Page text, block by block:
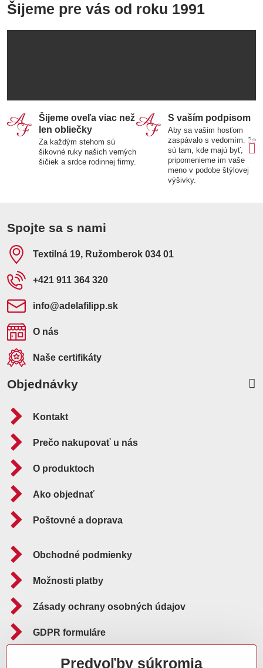
Šijeme pre vás od roku 1991
Šijeme oveľa viac než
len obliečky
Za každým stehom sú
šikovné ruky našich verných
šičiek a srdce rodinnej firmy.
S vaším podpisom
Aby sa vašim hosťom
zaspávalo s vedomím, že
sú tam, kde majú byť,
pripomenieme im vaše
meno v podobe štýlovej
výšivky.
Spojte sa s nami
Textilná 19, Ružomberok 034 01
+421 911 364 320
info​@adelafilipp​.sk
O nás
Naše certifikáty
Objednávky
Kontakt
Prečo nakupovať u nás
O produktoch
Ako objednať
Poštovné a doprava
Obchodné podmienky
Možnosti platby
Zásady ochrany osobných údajov
GDPR formuláre
Reklamačný poriadok
Predvoľby súkromia